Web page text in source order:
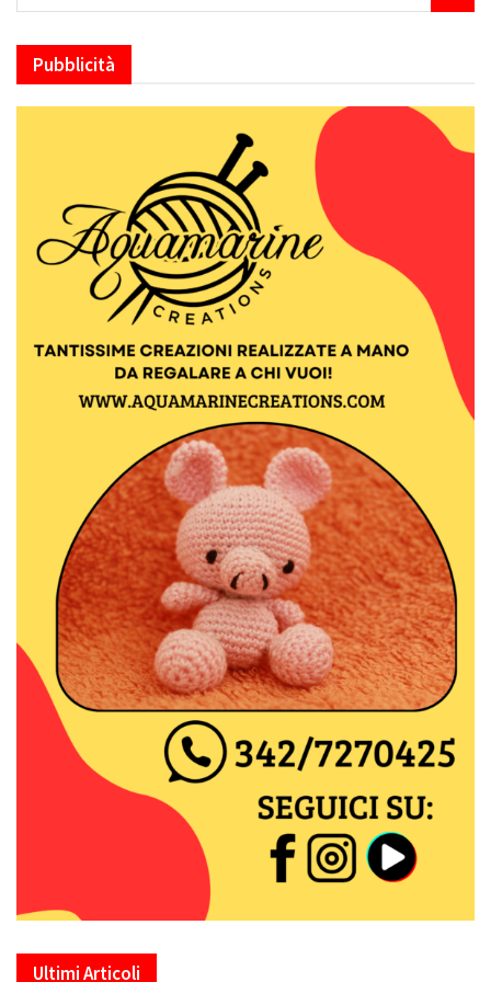
Pubblicità
Ultimi Articoli